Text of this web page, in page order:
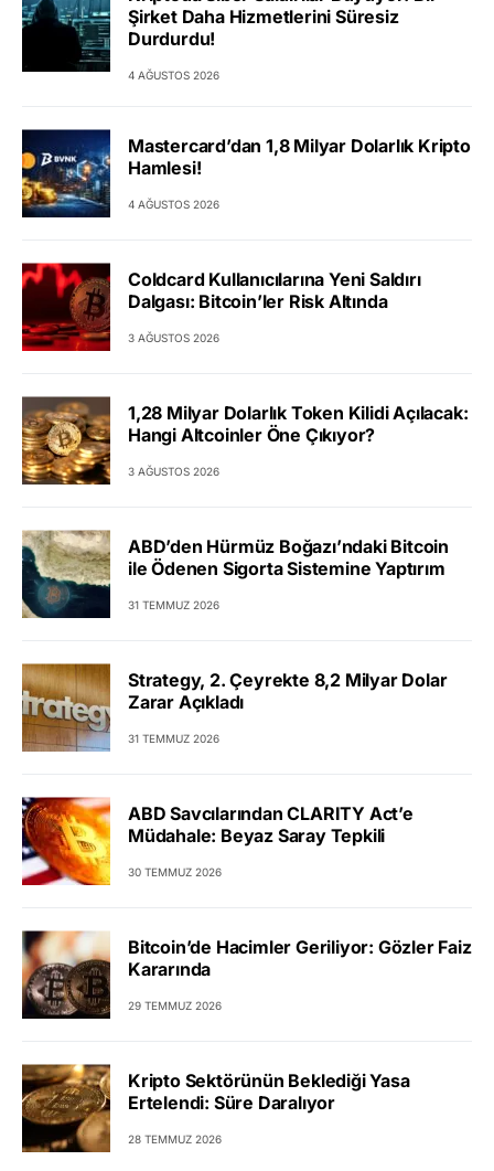
Şirket Daha Hizmetlerini Süresiz
Durdurdu!
4 AĞUSTOS 2026
Mastercard’dan 1,8 Milyar Dolarlık Kripto
Hamlesi!
4 AĞUSTOS 2026
Coldcard Kullanıcılarına Yeni Saldırı
Dalgası: Bitcoin’ler Risk Altında
3 AĞUSTOS 2026
1,28 Milyar Dolarlık Token Kilidi Açılacak:
Hangi Altcoinler Öne Çıkıyor?
3 AĞUSTOS 2026
ABD’den Hürmüz Boğazı’ndaki Bitcoin
ile Ödenen Sigorta Sistemine Yaptırım
31 TEMMUZ 2026
Strategy, 2. Çeyrekte 8,2 Milyar Dolar
Zarar Açıkladı
31 TEMMUZ 2026
ABD Savcılarından CLARITY Act’e
Müdahale: Beyaz Saray Tepkili
30 TEMMUZ 2026
Bitcoin’de Hacimler Geriliyor: Gözler Faiz
Kararında
29 TEMMUZ 2026
Kripto Sektörünün Beklediği Yasa
Ertelendi: Süre Daralıyor
28 TEMMUZ 2026